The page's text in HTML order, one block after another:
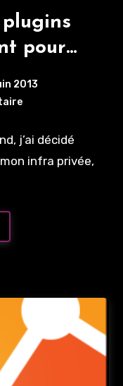
pour
2013
j’ai décidé
infra privée,